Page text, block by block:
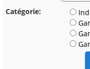
Catégorie: